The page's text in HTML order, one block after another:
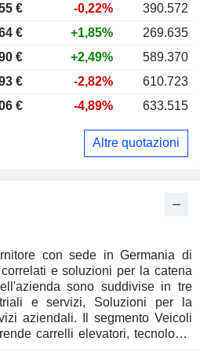
con sede in Germania di
e soluzioni per la catena
sono suddivise in tre
e servizi, Soluzioni per la
aziendali. Il segmento Veicoli
carrelli elevatori, tecnologia
€ -0,22%
390.572
€ +1,85%
269.635
€ +2,49%
589.370
€ -2,82%
610.723
€ -4,89% 633.515
Altre quotazioni